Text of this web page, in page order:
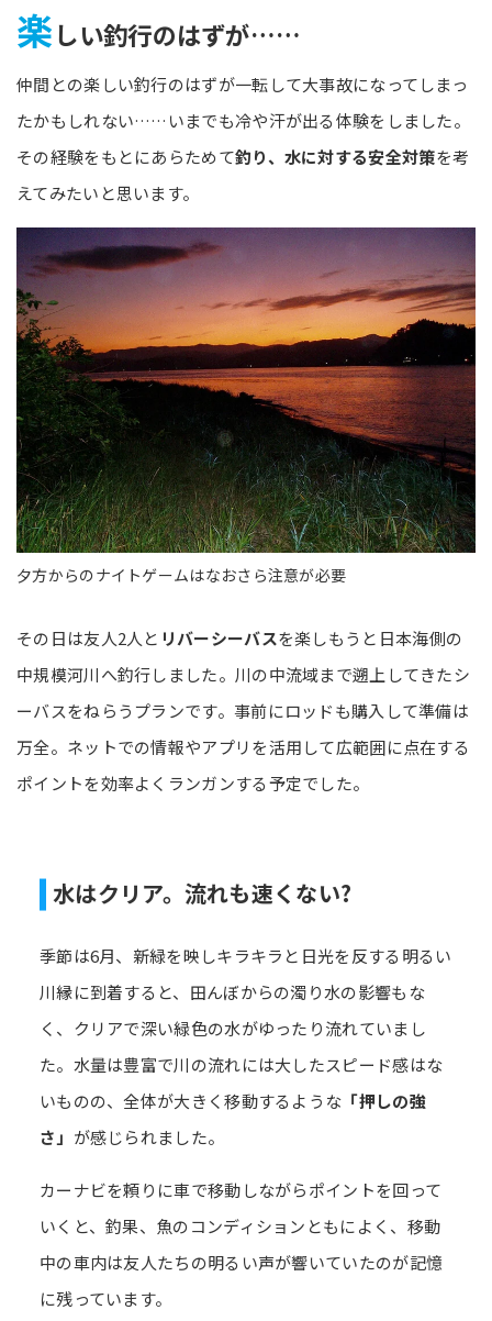
楽しい釣行のはずが……
仲間との楽しい釣行のはずが一転して大事故になってしまっ
たかもしれない……いまでも冷や汗が出る体験をしました。
その経験をもとにあらためて釣り、水に対する安全対策を考
えてみたいと思います。
夕方からのナイトゲームはなおさら注意が必要
その日は友人2人と リバーシーバスを楽しもうと日本海側の
中規模河川へ釣行しました。川の中流域まで遡上してきたシ
ーバスをねらうプランです。事前にロッドも購入して準備は
万全。ネットでの情報やアプリを活用して広範囲に点在する
ポイントを効率よくランガンする予定でした。
水はクリア。流れも速くない?
季節は6月、新緑を映しキラキラと日光を反する明るい
川縁に到着すると、田んぼからの濁り水の影響もな
く、クリアで深い緑色の水がゆったり流れていまし
た。水量は豊富で川の流れには大したスピード感はな
いものの、全体が大きく移動するような 「押しの強
さ」 が感じられました。
カーナビを頼りに車で移動しながらポイントを回って
いくと、釣果、魚のコンディションともによく、移動
中の車内は友人たちの明るい声が響いていたのが記憶
に残っています。